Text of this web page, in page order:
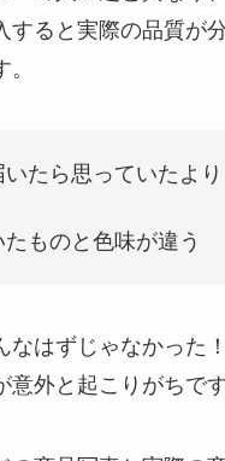
すると実際の品質が
いたら思っていたよ
ものと色味が違う
なはずじゃなかった
意外と起こりがちです